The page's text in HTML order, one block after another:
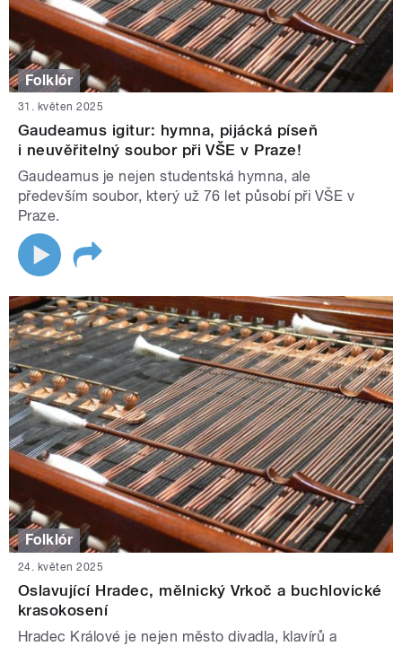
Folklór
31. květen 2025
Gaudeamus igitur: hymna, pijácká píseň
i neuvěřitelný soubor při VŠE v Praze!
Gaudeamus je nejen studentská hymna, ale
především soubor, který už 76 let působí při VŠE v
Praze.
Folklór
24. květen 2025
Oslavující Hradec, mělnický Vrkoč a buchlovické
krasokosení
Hradec Králové je nejen město divadla, klavírů a